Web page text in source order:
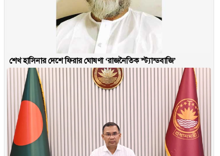
শেখ হাসিনার দেশে ফিরার ঘোষণা ‘রাজনৈতিক স্ট্যান্ডবাজি’